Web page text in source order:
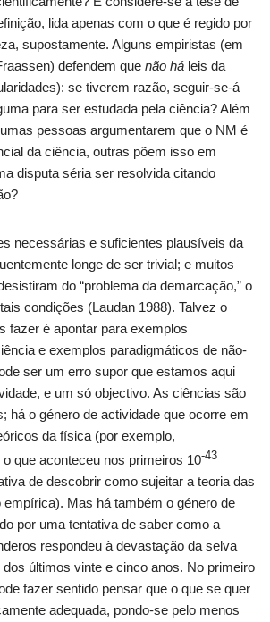
lida apenas com o que é regido por
supostamente. Alguns empiristas (em
defendem que não há leis da
se tiverem razão, seguir-se-á
para ser estudada pela ciência? Além
pessoas argumentarem que o NM é
da ciência, outras põem isso em
disputa séria ser resolvida citando
necessárias e suficientes plausíveis da
longe de ser trivial; e muitos
do “problema da demarcação,” o
condições (Laudan 1988). Talvez o
fazer é apontar para exemplos
e exemplos paradigmáticos de não-
ser um erro supor que estamos aqui
e um só objectivo. As ciências são
há o género de actividade que ocorre em
da física (por exemplo,
que aconteceu nos primeiros 10-43
de descobrir como sujeitar a teoria das
Mas há também o género de
por uma tentativa de saber como a
respondeu à devastação da selva
últimos vinte e cinco anos. No primeiro
fazer sentido pensar que o que se quer
adequada, pondo-se pelo menos